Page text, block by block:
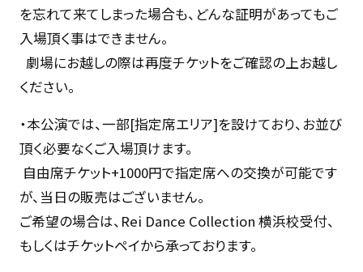
を忘れて来てしまった場合も、どんな証明があってもご
入場頂く事はできません。
劇場にお越しの際は再度チケットをご確認の上お越し
ください。
・本公演では、一部[指定席エリア]を設けており、お並び
頂く必要なくご入場頂けます。
自由席チケット+1000円で指定席への交換が可能です
が、当日の販売はございません。
ご希望の場合は、Rei Dance Collection 横浜校受付、
もしくはチケットペイから承っております。